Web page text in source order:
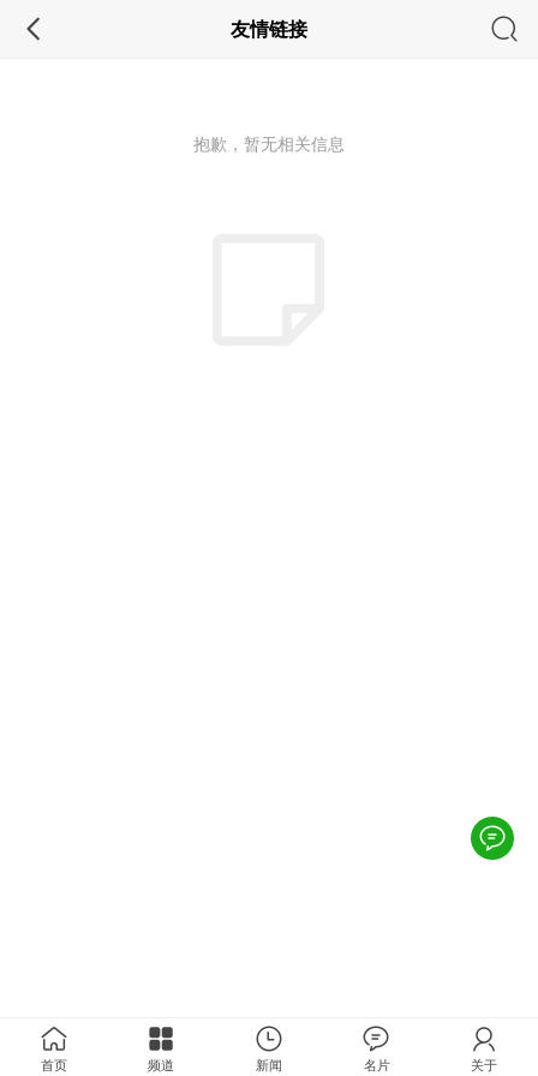
友情链接
抱歉，暂无相关信息
首页 频道 新闻 名片 关于